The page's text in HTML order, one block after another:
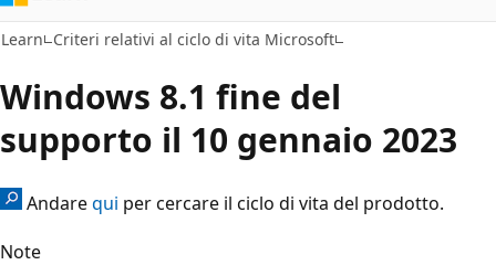
Learn Criteri relativi al ciclo di vita Microsoft
Windows 8.1 fine del
supporto il 10 gennaio 2023
Andarequi per cercare il ciclo di vita del prodotto.
Note